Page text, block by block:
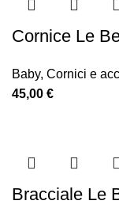
Cornice Le
Baby, Cornici e
45,00 €
Bracciale Le